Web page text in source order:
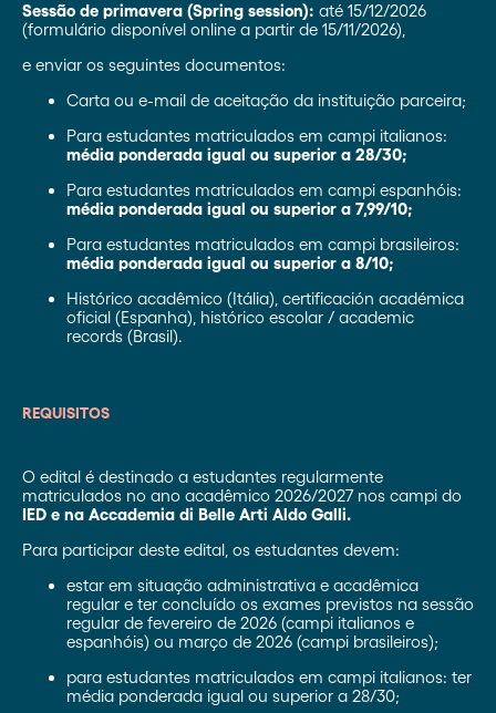
Sessão de primavera (Spring session): até 15/12/2026
(formulário disponível online a partir de 15/11/2026),
e enviar os seguintes documentos:
Carta ou e-mail de aceitação da instituição parceira;
Para estudantes matriculados em campi italianos:
média ponderada igual ou superior a 28/30;
Para estudantes matriculados em campi espanhóis:
média ponderada igual ou superior a 7,99/10;
Para estudantes matriculados em campi brasileiros:
média ponderada igual ou superior a 8/10;
Histórico acadêmico (Itália), certificación académica
oficial (Espanha), histórico escolar / academic
records (Brasil).
REQUISITOS
O edital é destinado a estudantes regularmente
matriculados no ano acadêmico 2026/2027 nos campi do
IED e na Accademia di Belle Arti Aldo Galli.
Para participar deste edital, os estudantes devem:
estar em situação administrativa e acadêmica
regular e ter concluído os exames previstos na sessão
regular de fevereiro de 2026 (campi italianos e
espanhóis) ou março de 2026 (campi brasileiros);
para estudantes matriculados em campi italianos: ter
média ponderada igual ou superior a 28/30;